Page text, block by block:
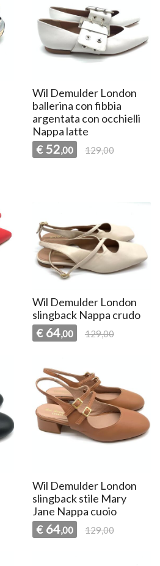
Wil Demulder London
ballerina con fibbia
argentata con occhielli
Nappa latte
€ 52,00 129,00
Wil Demulder London
slingback Nappa crudo
€ 64,00 129,00
Wil Demulder London
slingback stile Mary
Jane Nappa cuoio
€ 64,00 129,00